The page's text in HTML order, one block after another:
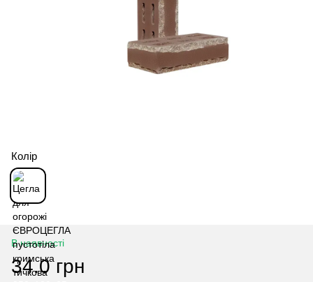
Колір
В наявності
34.0 грн